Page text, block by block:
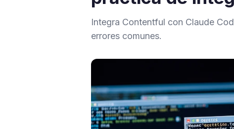
Integra Contentful con Claude
errores comunes.